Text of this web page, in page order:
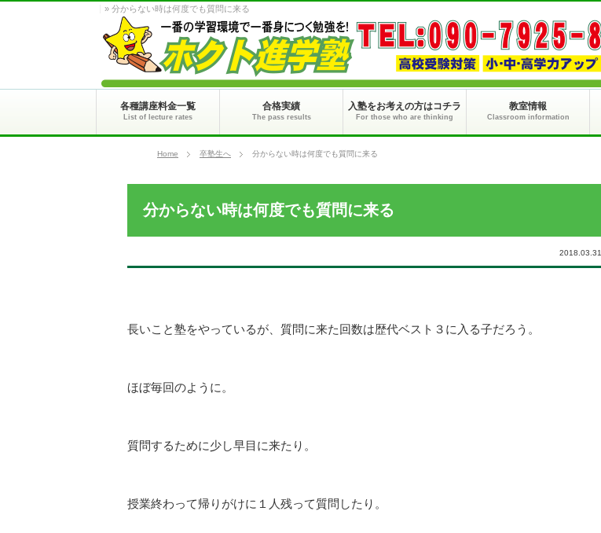
» 分からない時は何度でも質問に来る
各種講座料金一覧
List of lecture rates
合格実績
The pass results
入塾をお考えの方はコチラ
For those who are thinking
教室情報
Classroom information
Home 卒塾生へ 分からない時は何度でも質問に来る
分からない時は何度でも質問に来る
2018.03.31
長いこと塾をやっているが、質問に来た回数は歴代ベスト３に入る子だろう。
ほぼ毎回のように。
質問するために少し早目に来たり。
授業終わって帰りがけに１人残って質問したり。